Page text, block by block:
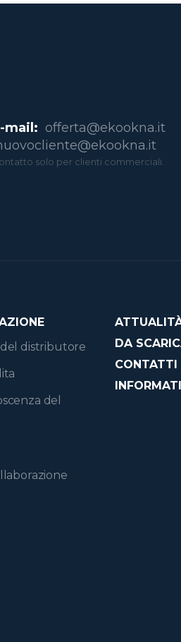
mail: offerta@ekookna.it
solo per clienti commerciali.
distributore
del
DA
CONTATTI